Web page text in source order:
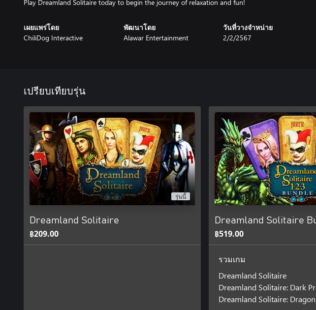
Play Dreamland Solitaire today to begin the journey of relaxation and fun!
เผยแพร่โดย
ChiliDog Interactive
พัฒนาโดย
Alawar Entertainment
วันที่วางจำหน่าย
2/2/2567
เปรียบเทียบรุ่น
รุ่นนี้
Dreamland Solitaire
฿209.00
Dreamland Solitaire
฿519.00
รวมเกม
Dreamland Solitaire
Dreamland Solitaire: Dark
Dreamland Solitaire: